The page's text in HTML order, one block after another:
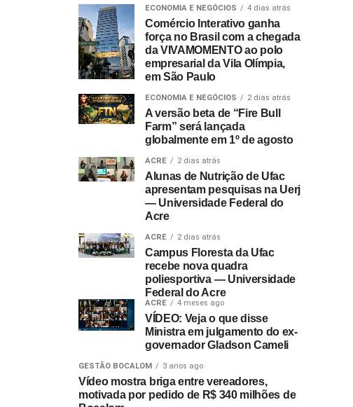
ECONOMIA E NEGÓCIOS 4 dias atrás
Comércio Interativo ganha
força no Brasil com a chegada
da VIVAMOMENTO ao polo
empresarial da Vila Olímpia,
em São Paulo
ECONOMIA E NEGÓCIOS 2 dias atrás
A versão beta de “Fire Bull
Farm” será lançada
globalmente em 1º de agosto
ACRE 2 dias atrás
Alunas de Nutrição de Ufac
apresentam pesquisas na Uerj
— Universidade Federal do
Acre
ACRE 2 dias atrás
Campus Floresta da Ufac
recebe nova quadra
poliesportiva — Universidade
Federal do Acre
ACRE 4 meses ago
VÍDEO: Veja o que disse
Ministra em julgamento do ex-
governador Gladson Cameli
GESTÃO BOCALOM 3 anos ago
Vídeo mostra briga entre vereadores,
motivada por pedido de R$ 340 milhões de